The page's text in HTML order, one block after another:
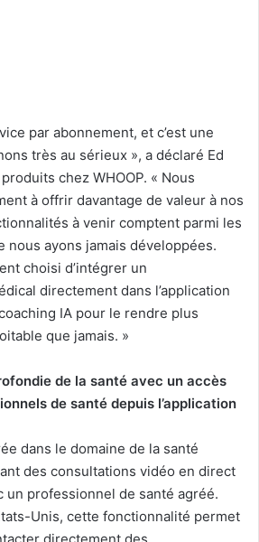
par abonnement, et c’est une
très au sérieux », a déclaré Ed
chez WHOOP. « Nous
à offrir davantage de valeur à nos
à venir comptent parmi les
nous ayons jamais développées.
choisi d’intégrer un
directement dans l’application
IA pour le rendre plus
que jamais. »
de la santé avec un accès
de santé depuis l’application
dans le domaine de la santé
des consultations vidéo en direct
un professionnel de santé agréé.
Unis, cette fonctionnalité permet